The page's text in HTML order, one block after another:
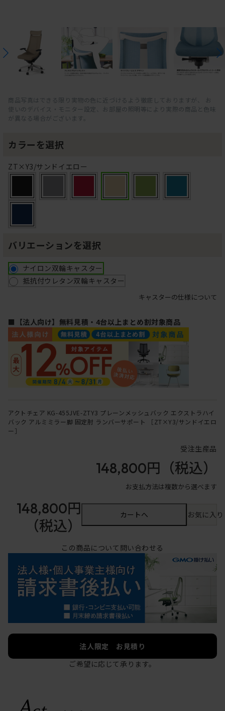
商品写真はできる限り実物の色に近づけるよう徹底しておりますが、 お
使いのデバイス・モニター設定、お部屋の照明等により実際の商品と色味
が異なる場合がございます。
カラーを選択
ZT×Y3/サンドイエロー
バリエーションを選択
ナイロン双輪キャスター
抵抗付ウレタン双輪キャスター
キャスターの仕様について
■【法人向け】無料見積・4台以上まとめ割対象商品
アクトチェア KG-455JVE-ZTY3 プレーンメッシュバック エクストラハイ
バック アルミミラー脚 固定肘 ランバーサポート ［ZT×Y3/サンドイエロ
ー］
受注生産品
148,800円 （税込）
お支払方法は複数から選べます
148,800円
（税込）
カートへ お気に入
この商品について問い合わせる
法人限定 お見積り
ご希望に応じて承ります。